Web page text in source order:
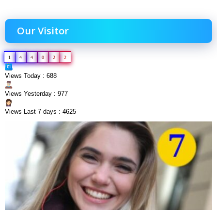
Our Visitor
1 4 4 0 2 2
Views Today : 688
Views Yesterday : 977
Views Last 7 days : 4625